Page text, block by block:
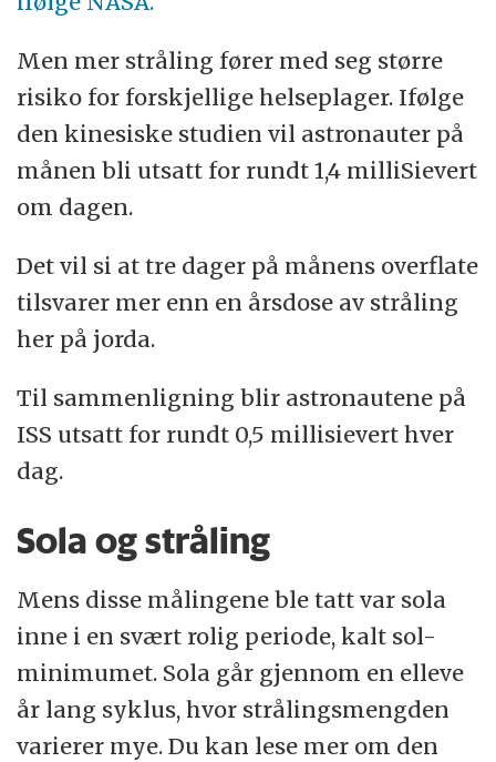
Men mer stråling fører med seg større
risiko for forskjellige helseplager. Ifølge
den kinesiske studien vil astronauter på
månen bli utsatt for rundt 1,4 milliSievert
om dagen.
Det vil si at tre dager på månens overflate
tilsvarer mer enn en årsdose av stråling
her på jorda.
Til sammenligning blir astronautene på
ISS utsatt for rundt 0,5 millisievert hver
dag.
Sola og stråling
Mens disse målingene ble tatt var sola
inne i en svært rolig periode, kalt sol-
minimumet. Sola går gjennom en elleve
år lang syklus, hvor strålingsmengden
varierer mye. Du kan lese mer om den